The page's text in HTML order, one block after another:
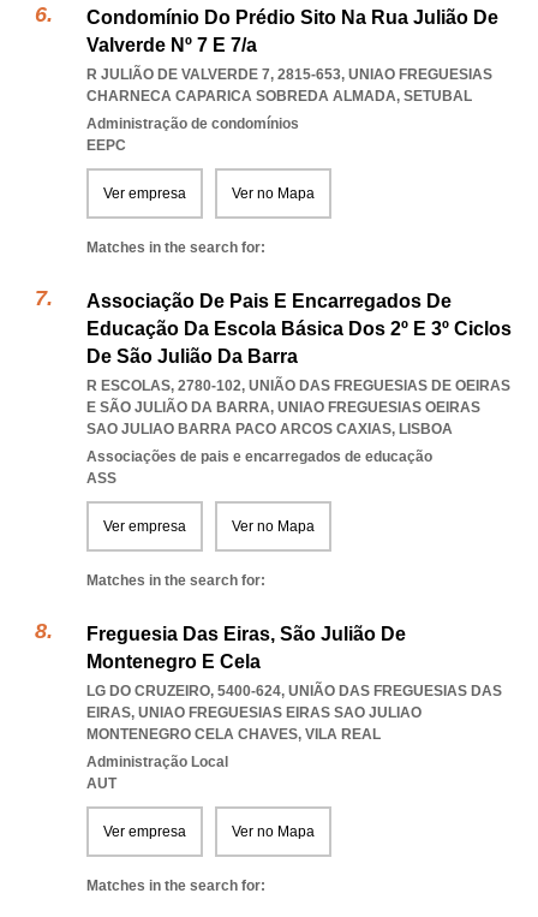
Condomínio Do Prédio Sito Na Rua Julião De
Valverde Nº 7 E 7/a
R JULIÃO DE VALVERDE 7, 2815-653, UNIAO FREGUESIAS
CHARNECA CAPARICA SOBREDA ALMADA, SETUBAL
Administração de condomínios
EEPC
Ver empresa Ver no Mapa
Matches in the search for:
Associação De Pais E Encarregados De
Educação Da Escola Básica Dos 2º E 3º Ciclos
De São Julião Da Barra
R ESCOLAS, 2780-102, UNIÃO DAS FREGUESIAS DE OEIRAS
E SÃO JULIÃO DA BARRA, UNIAO FREGUESIAS OEIRAS
SAO JULIAO BARRA PACO ARCOS CAXIAS, LISBOA
Associações de pais e encarregados de educação
ASS
Ver empresa Ver no Mapa
Matches in the search for:
Freguesia Das Eiras, São Julião De
Montenegro E Cela
LG DO CRUZEIRO, 5400-624, UNIÃO DAS FREGUESIAS DAS
EIRAS, UNIAO FREGUESIAS EIRAS SAO JULIAO
MONTENEGRO CELA CHAVES, VILA REAL
Administração Local
AUT
Ver empresa Ver no Mapa
Matches in the search for: